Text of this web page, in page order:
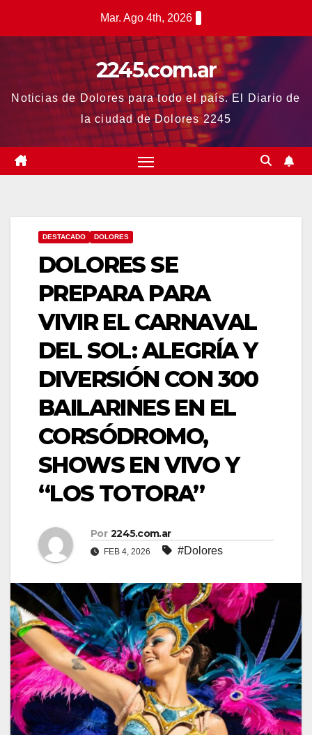
Mar. Ago 4th, 2026
2245.com.ar
Noticias de Dolores para todo el país. El Diario de
la ciudad de Dolores 2245
DESTACADO DOLORES
DOLORES SE
PREPARA PARA
VIVIR EL CARNAVAL
DEL SOL: ALEGRÍA Y
DIVERSIÓN CON 300
BAILARINES EN EL
CORSÓDROMO,
SHOWS EN VIVO Y
“LOS TOTORA”
Por 2245.com.ar
FEB 4, 2026 #Dolores